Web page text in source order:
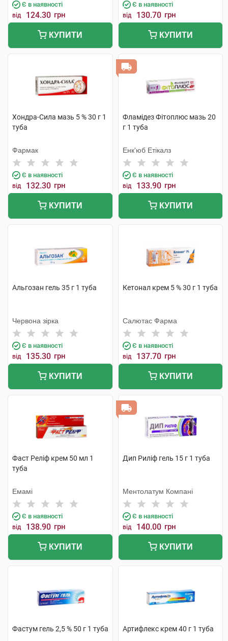
Є в наявності
від 124.30 грн
КУПИТИ
Є в наявності
від 130.70 грн
КУПИТИ
Хондра-Сила мазь 5 % 30 г 1
туба
Фармак
Є в наявності
від 132.30 грн
КУПИТИ
Фламідез Фітоплюс мазь 20
г 1 туба
Енк'юб Етікалз
Є в наявності
від 133.90 грн
КУПИТИ
Альгозан гель 35 г 1 туба
Червона зірка
Є в наявності
від 135.30 грн
КУПИТИ
Кетонал крем 5 % 30 г 1 туба
Салютас Фарма
Є в наявності
від 137.70 грн
КУПИТИ
Фаст Реліф крем 50 мл 1
туба
Емамі
Є в наявності
від 138.90 грн
КУПИТИ
Дип Риліф гель 15 г 1 туба
Ментолатум Компані
Є в наявності
від 140.00 грн
КУПИТИ
Фастум гель 2,5 % 50 г 1 туба Артифлекс крем 40 г 1 туба